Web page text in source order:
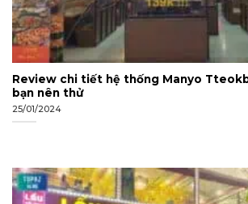
Review chi tiết hệ thống Manyo
bạn nên thử
25/01/2024